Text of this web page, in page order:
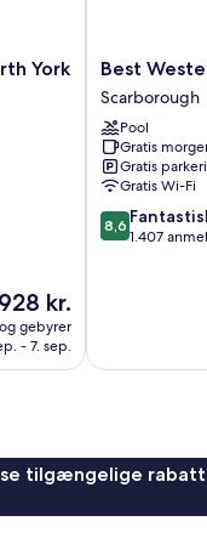
York
Prisen
kr.
928 kr.
gebyrer
- 7. sep.
Best
Western
Plus
Executive
Inn
Scarborough
Best
Scarborough
Pool
Gratis
Gratis
Gratis Wi-Fi
8.6
ud
8,6
1.407
tilgængelige